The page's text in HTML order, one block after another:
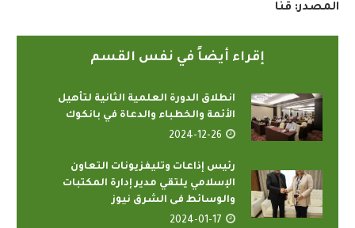
المصدر: قنا
إقراء أيضاً في نفس القسم
انطلاق الدورة العلمية الثانية لتأهيل
الأئمة والخطباء والدعاة في بانكوك
2024-12-26
رئيس إذاعات وتليفزيونات التعاون
الإسلامي يلتقي مدير إدارة المكتبات
والوسائط فى الشرق نيوز
2024-01-17